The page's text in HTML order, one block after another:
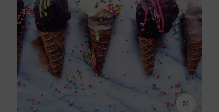
برای بزرگنمایی کلیک کنید